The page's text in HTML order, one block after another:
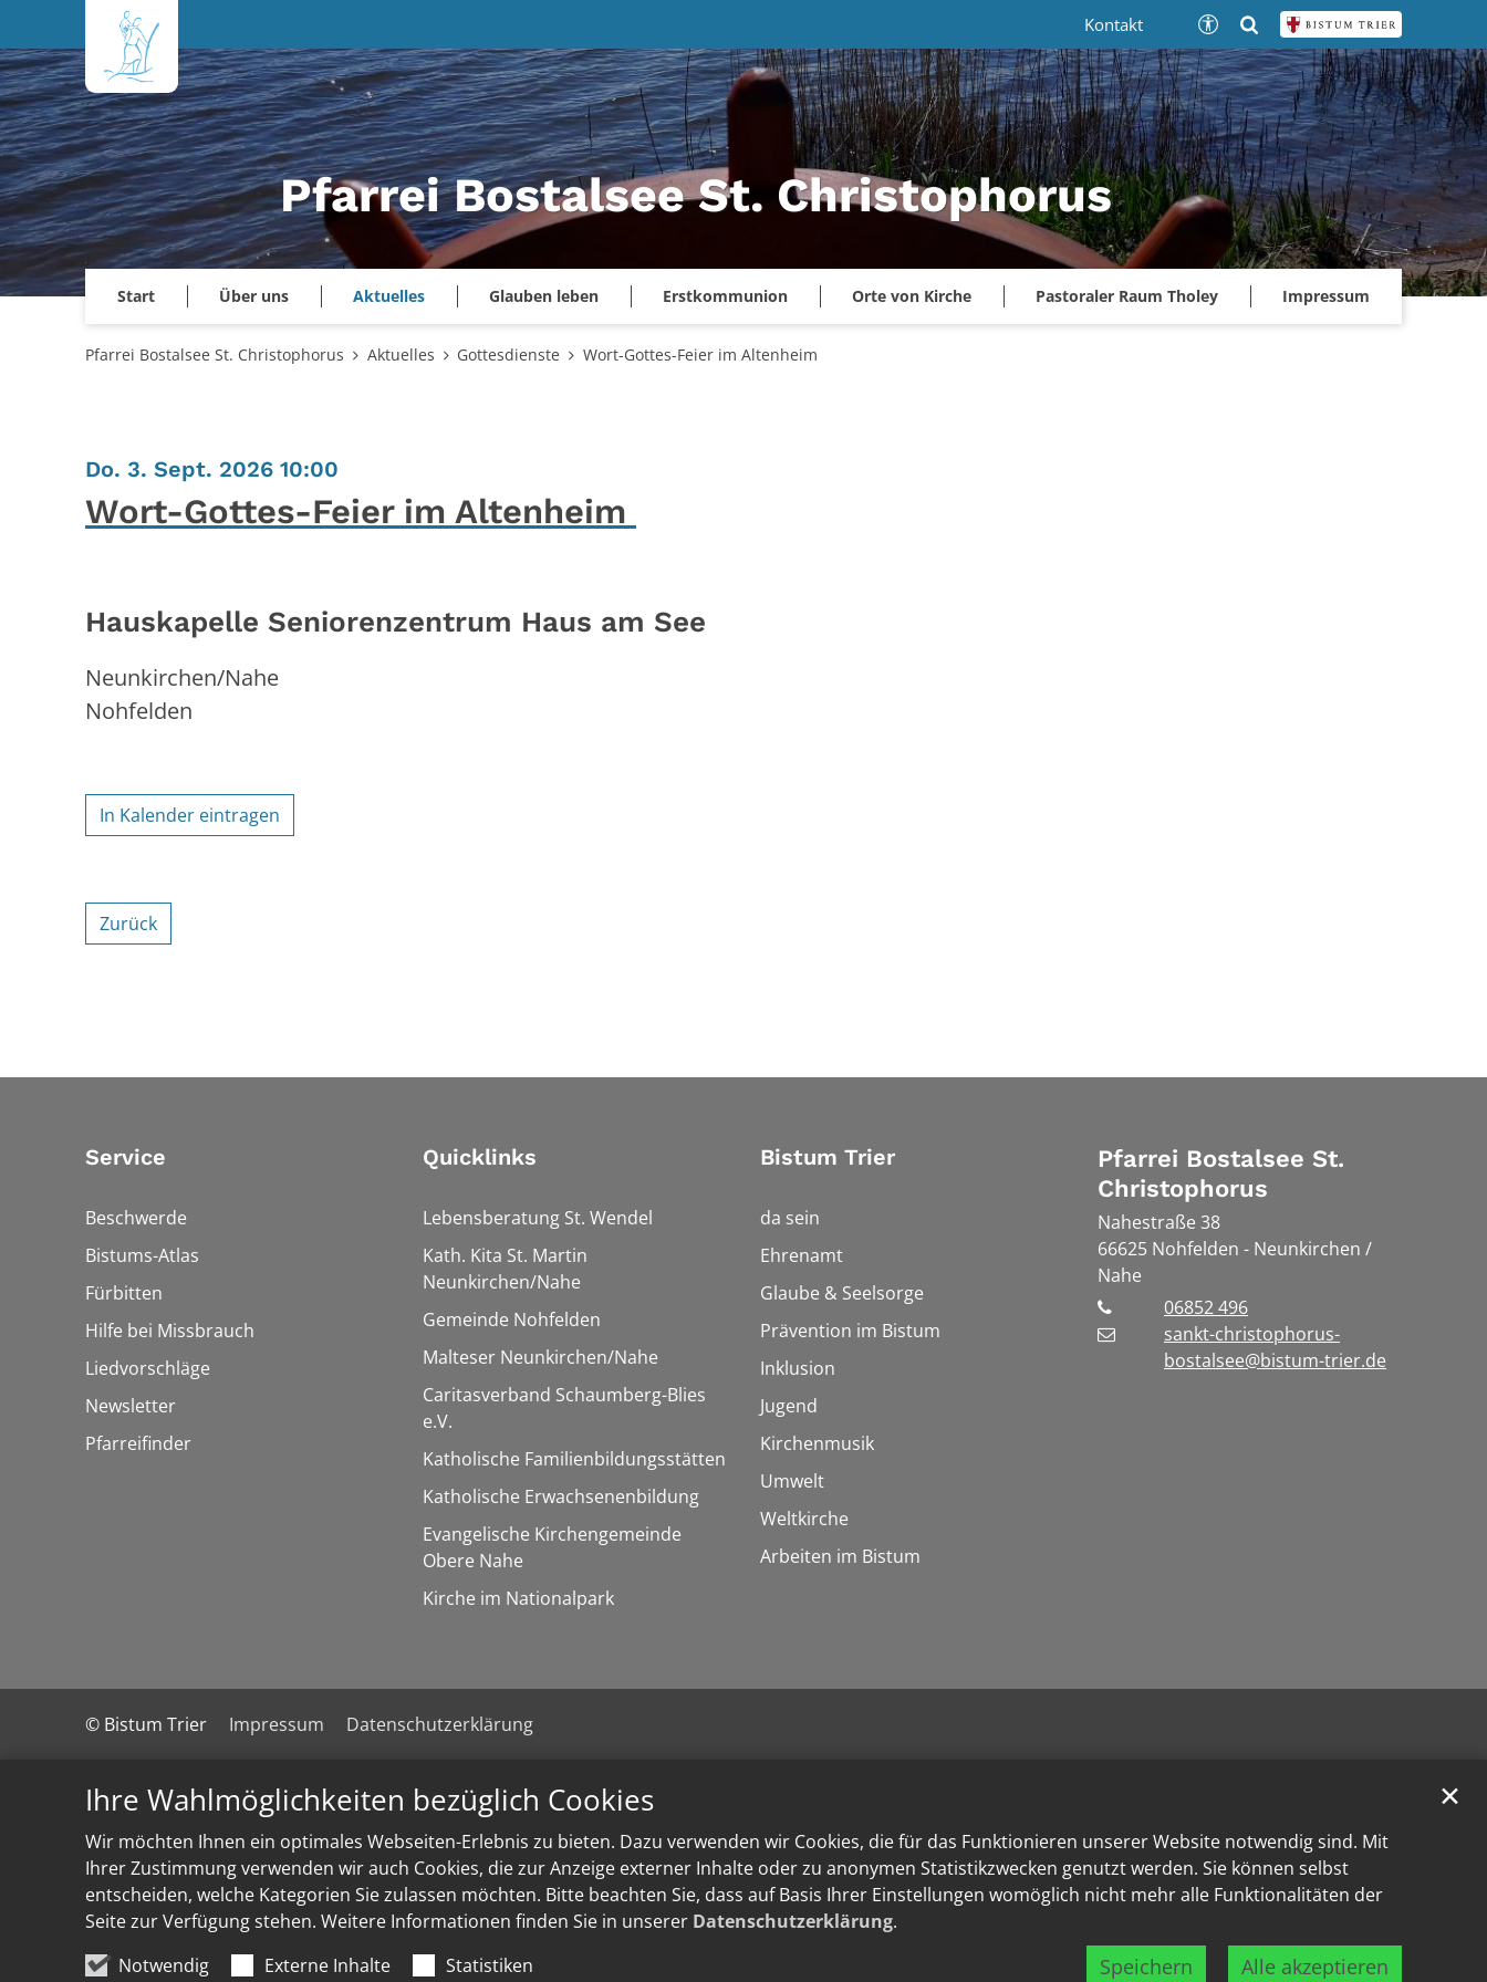
Ihre Wahlmöglichkeiten bezüglich Cookies
Wir möchten Ihnen ein optimales Webseiten-Erlebnis zu bieten. Dazu verwenden wir Cookies, die für das Funktionieren unserer Website notwendig sind. Mit
Ihrer Zustimmung verwenden wir auch Cookies, die zur Anzeige externer Inhalte oder zu anonymen Statistikzwecken genutzt werden. Sie können selbst
entscheiden, welche Kategorien Sie zulassen möchten. Bitte beachten Sie, dass auf Basis Ihrer Einstellungen womöglich nicht mehr alle Funktionalitäten der
Seite zur Verfügung stehen. Weitere Informationen finden Sie in unserer Datenschutzerklärung.
Notwendig
Externe Inhalte Statistiken Speichern Alle akzeptieren
✕
Zum Inhalt springen
Pfarrei Bostalsee St. Christophorus
Start Über uns Aktuelles Glauben leben Erstkommunion Orte von Kirche Pastoraler Raum Tholey Impressum
Kontakt
Pfarrei Bostalsee St. Christophorus Aktuelles Gottesdienste Wort-Gottes-Feier im Altenheim
Do. 3. Sept. 2026 10:00
Wort-Gottes-Feier im Altenheim
Hauskapelle Seniorenzentrum Haus am See
Neunkirchen/Nahe
Nohfelden
In Kalender eintragen
Zurück
Service
Beschwerde
Bistums-Atlas
Fürbitten
Hilfe bei Missbrauch
Liedvorschläge
Newsletter
Pfarreifinder
Quicklinks
Lebensberatung St. Wendel
Kath. Kita St. Martin
Neunkirchen/Nahe
Gemeinde Nohfelden
Malteser Neunkirchen/Nahe
Caritasverband Schaumberg-Blies
e.V.
Katholische Familienbildungsstätten
Katholische Erwachsenenbildung
Evangelische Kirchengemeinde
Obere Nahe
Kirche im Nationalpark
Bistum Trier
da sein
Ehrenamt
Glaube & Seelsorge
Prävention im Bistum
Inklusion
Jugend
Kirchenmusik
Umwelt
Weltkirche
Arbeiten im Bistum
Pfarrei Bostalsee St.
Christophorus
Nahestraße 38
66625 Nohfelden - Neunkirchen /
Nahe
06852 496
sankt-christophorus-
bostalsee@bistum-trier.de
© Bistum Trier Impressum Datenschutzerklärung